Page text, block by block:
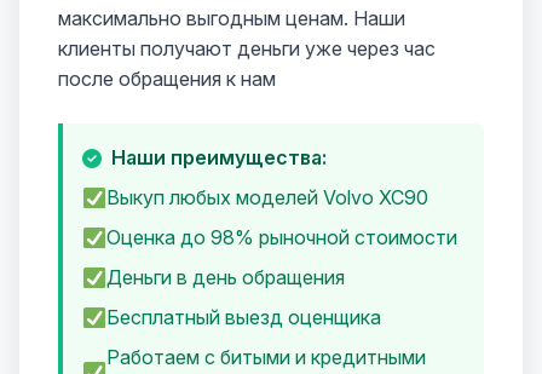
максимально выгодным ценам. Наши
клиенты получают деньги уже через час
после обращения к нам
Наши преимущества:
Выкуп любых моделей Volvo XC90
Оценка до 98% рыночной стоимости
Деньги в день обращения
Бесплатный выезд оценщика
Работаем с битыми и кредитными